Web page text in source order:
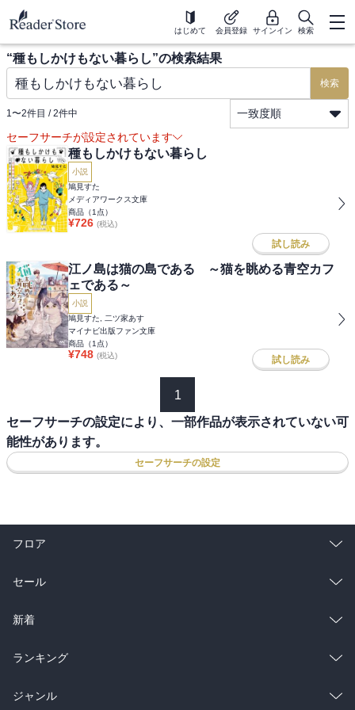
はじめて 会員登録 サインイン 検索
“種もしかけもない暮らし”の検索結果
検索
1〜2件目 / 2件中
一致度順
セーフサーチが設定されています
種もしかけもない暮らし
小説
鳩見すた
メディアワークス文庫
商品（1 点）
¥726 (税込)
試し読み
江ノ島は猫の島である ～猫を眺める青空カフ
ェである～
小説
鳩見すた, 二ツ家あす
マイナビ出版ファン文庫
商品（1 点）
¥748 (税込) 試し読み
1
セーフサーチの設定により、一部作品が表示されていない可
能性があります。
セーフサーチの設定
フロア
総合
ラノベ
雑誌・グラビア
BL・TL
セール
総合
ラノベ
雑誌・グラビア
新着
総合
ラノベ
ランキング
総合
ジャンル